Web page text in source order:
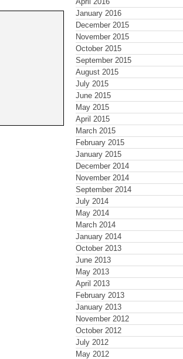
January 2016
December 2015
November 2015
October 2015
September 2015
August 2015
July 2015
June 2015
May 2015
April 2015
March 2015
February 2015
January 2015
December 2014
November 2014
September 2014
July 2014
May 2014
March 2014
January 2014
October 2013
June 2013
May 2013
April 2013
February 2013
January 2013
November 2012
October 2012
July 2012
May 2012